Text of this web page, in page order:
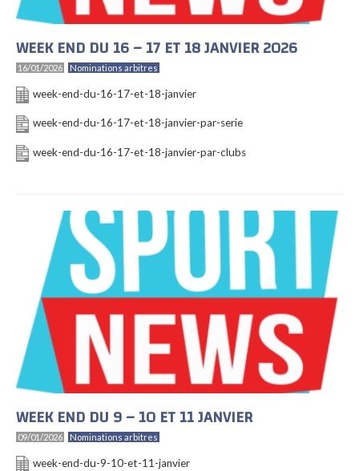
WEEK END DU 16 – 17 ET 18 JANVIER 2026
16/01/2026 Nominations arbitres
week-end-du-16-17-et-18-janvier
week-end-du-16-17-et-18-janvier-par-serie
week-end-du-16-17-et-18-janvier-par-clubs
WEEK END DU 9 – 10 ET 11 JANVIER
09/01/2026 Nominations arbitres
week-end-du-9-10-et-11-janvier